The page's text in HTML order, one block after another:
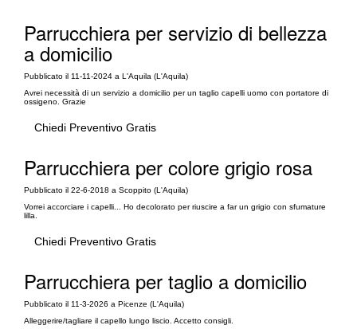
Parrucchiera per servizio di bellezza
a domicilio
Pubblicato il 11-11-2024 a L'Aquila (L'Aquila)
Avrei necessità di un servizio a domicilio per un taglio capelli uomo con portatore di
ossigeno. Grazie
Chiedi Preventivo Gratis
Parrucchiera per colore grigio rosa
Pubblicato il 22-6-2018 a Scoppito (L'Aquila)
Vorrei accorciare i capelli... Ho decolorato per riuscire a far un grigio con sfumature
lilla.
Chiedi Preventivo Gratis
Parrucchiera per taglio a domicilio
Pubblicato il 11-3-2026 a Picenze (L'Aquila)
Alleggerire/tagliare il capello lungo liscio. Accetto consigli.